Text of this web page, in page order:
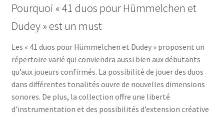
Pourquoi « 41 duos pour Hümmelchen et
Dudey » est un must
Les « 41 duos pour Hümmelchen et Dudey » proposent un
répertoire varié qui conviendra aussi bien aux débutants
qu’aux joueurs confirmés. La possibilité de jouer des duos
dans différentes tonalités ouvre de nouvelles dimensions
sonores. De plus, la collection offre une liberté
d’instrumentation et des possibilités d’extension créative